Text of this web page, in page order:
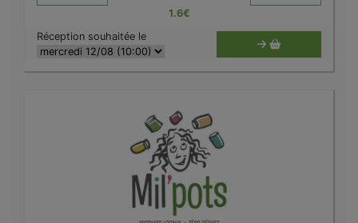
1.6€
Réception souhaitée le